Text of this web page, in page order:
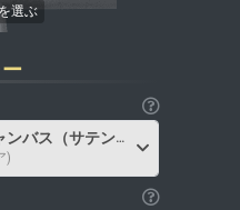
バス（サテン）
)